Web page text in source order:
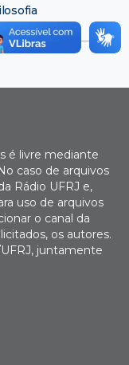
é livre mediante
caso de arquivos
Rádio UFRJ e,
uso de arquivos
o canal da
os autores.
juntamente